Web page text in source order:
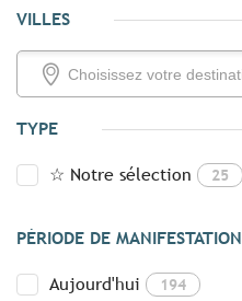
VILLES
TYPE
☆ Notre sélection 25
PÉRIODE DE MANIFESTATION
Aujourd'hui 194